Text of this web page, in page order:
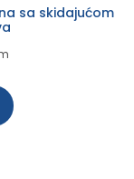
sa skidajućom